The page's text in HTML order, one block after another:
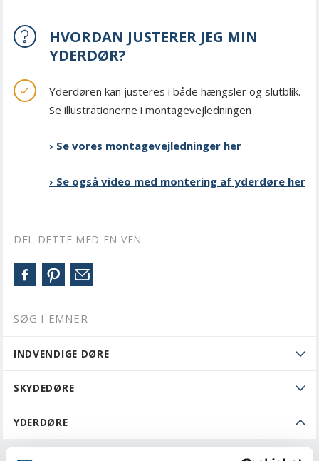
HVORDAN JUSTERER JEG MIN
YDERDØR?
Yderdøren kan justeres i både hængsler og slutblik.
Se illustrationerne i montagevejledningen
› Se vores montagevejledninger her
› Se også video med montering af yderdøre her
DEL DETTE MED EN VEN
SØG I EMNER
INDVENDIGE DØRE
SKYDEDØRE
YDERDØRE